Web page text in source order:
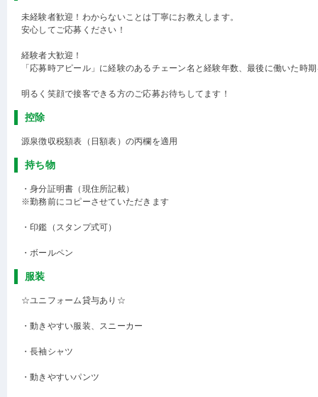
未経験者歓迎！わからないことは丁寧にお教えします。
安心してご応募ください！
経験者大歓迎！
「応募時アピール」に経験のあるチェーン名と経験年数、最後に働いた時
明るく笑顔で接客できる方のご応募お待ちしてます！
控除
源泉徴収税額表（日額表）の丙欄を適用
持ち物
・身分証明書（現住所記載）
※勤務前にコピーさせていただきます
・印鑑（スタンプ式可）
・ボールペン
服装
☆ユニフォーム貸与あり☆
・動きやすい服装、スニーカー
・長袖シャツ
・動きやすいパンツ